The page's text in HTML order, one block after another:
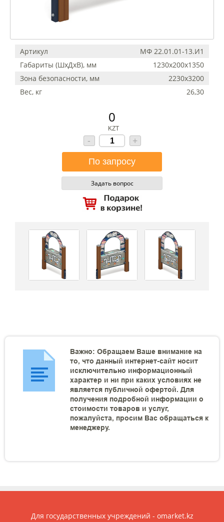
Артикул
МФ 22.01.01-13.И1
Габариты (ШхДхВ), мм
1230x200x1350
Зона безопасности, мм
2230х3200
Вес, кг
26,30
0
KZT
- +
Задать вопрос
Важно: Обращаем Ваше внимание на
то, что данный интернет-сайт носит
исключительно информационный
характер и ни при каких условиях не
является публичной офертой. Для
получения подробной информации о
стоимости товаров и услуг,
пожалуйста, просим Вас обращаться к
менеджеру.
Для государственных учреждений - omarket.kz